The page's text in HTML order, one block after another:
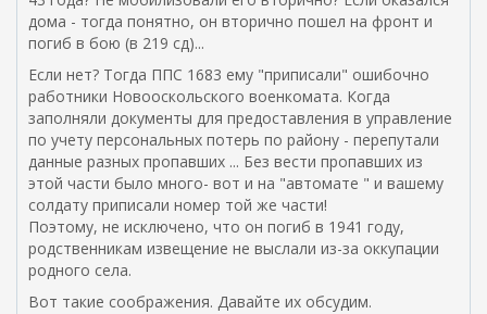
дома - тогда понятно, он вторично пошел на фронт и
погиб в бою (в 219 сд)...
Если нет? Тогда ППС 1683 ему "приписали" ошибочно
работники Новооскольского военкомата. Когда
заполняли документы для предоставления в управление
по учету персональных потерь по району - перепутали
данные разных пропавших ... Без вести пропавших из
этой части было много- вот и на "автомате " и вашему
солдату приписали номер той же части!
Поэтому, не исключено, что он погиб в 1941 году,
родственникам извещение не выслали из-за оккупации
родного села.
Вот такие соображения. Давайте их обсудим.